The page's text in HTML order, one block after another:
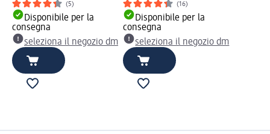
(5)
Disponibile per la
consegna
seleziona il negozio dm
(16)
Disponibile per la
consegna
seleziona il negozio dm